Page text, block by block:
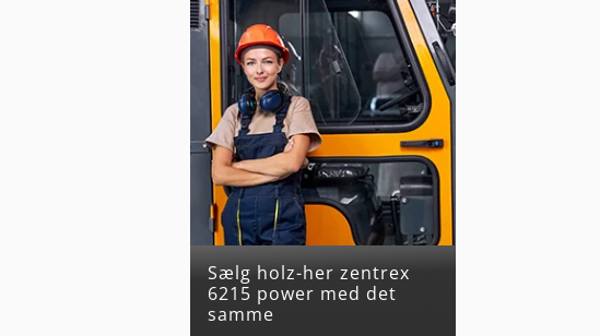
Sælg holz-her zentrex
6215 power med det
samme